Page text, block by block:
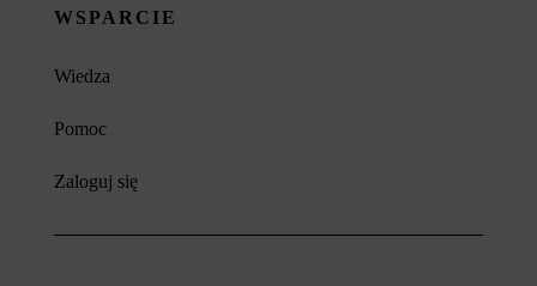
WSPARCIE
Wiedza
Pomoc
Zaloguj się